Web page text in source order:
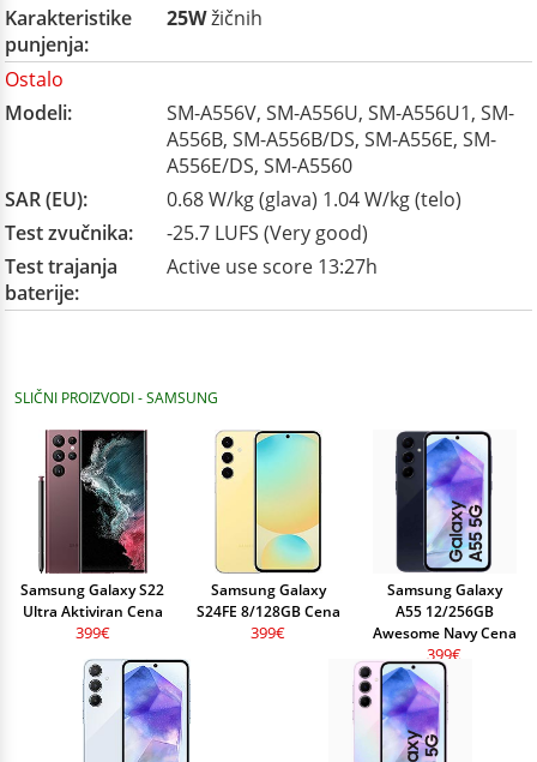
Karakteristike
punjenja:
25Wžičnih
Ostalo
Modeli:
SM-A556V, SM-A556U, SM-A556U1, SM-
A556B, SM-A556B/DS, SM-A556E, SM-
A556E/DS, SM-A5560
SAR (EU):
0.68 W/kg (glava) 1.04 W/kg (telo)
Test zvučnika:
-25.7 LUFS (Very good)
Test trajanja
baterije:
Active use score 13:27h
SLIČNI PROIZVODI - SAMSUNG
Samsung Galaxy S22
Ultra Aktiviran Cena
399€
Samsung Galaxy
S24FE 8/128GB Cena
399€
Samsung Galaxy
A55 12/256GB
Awesome Navy Cena
399€